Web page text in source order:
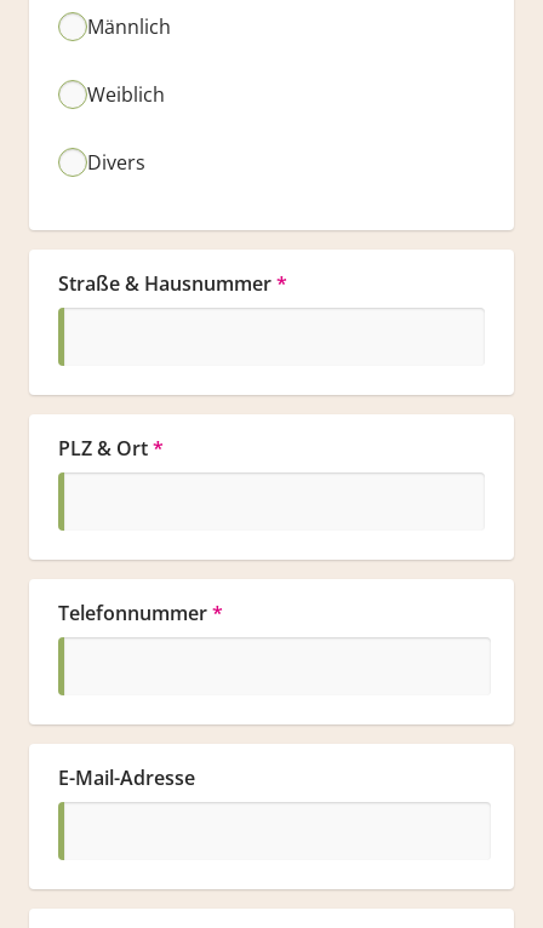
Männlich
Weiblich
Divers
Straße & Hausnummer*
PLZ & Ort*
Telefonnummer*
E-Mail-Adresse